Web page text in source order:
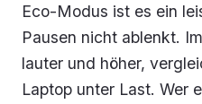
Eco-Modus ist es ein
Pausen nicht ablenkt.
lauter und höher,
Laptop unter Last. Wer